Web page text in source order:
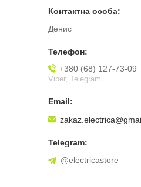
Денис
+380 (68) 127-73-09
Viber, Telegram
@electricastore